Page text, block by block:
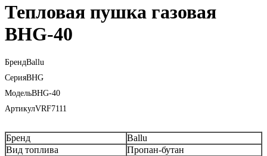
Тепловая пушка газовая
BHG-40
БрендBallu
СерияBHG
МодельBHG-40
АртикулVRF7111
Бренд
Ballu
Вид топлива
Пропан-бутан